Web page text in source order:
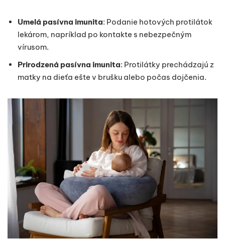
Umelá pasívna imunita: Podanie hotových protilátok
lekárom, napríklad po kontakte s nebezpečným
vírusom.
Prirodzená pasívna imunita: Protilátky prechádzajú z
matky na dieťa ešte v brušku alebo počas dojčenia.